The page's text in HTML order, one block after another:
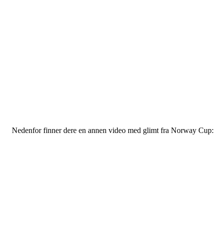
Nedenfor finner dere en annen video med glimt fra Norway Cup: